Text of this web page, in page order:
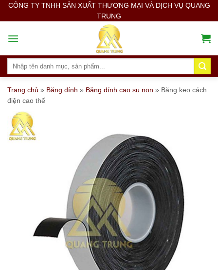
SkipCÔNG TY TNHH SẢN XUẤT THƯƠNG MẠI VÀ DỊCH VỤ QUANG
TRUNG
Search
Trang chủ » Băng dính » Băng dính cao su non » Băng keo cách
điện cao thế